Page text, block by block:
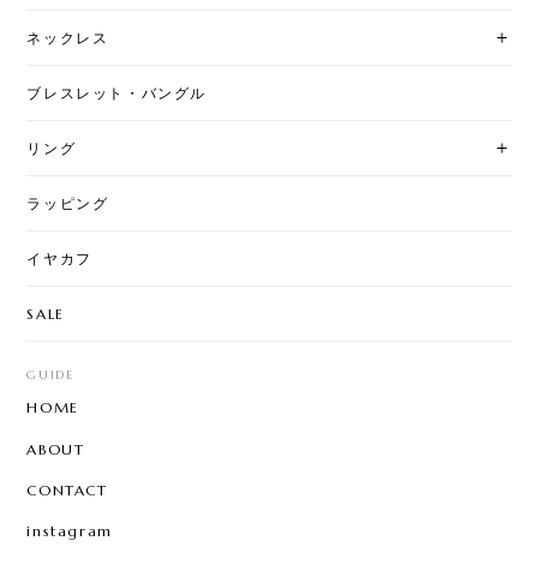
ネックレス
ブレスレット・バングル
リング
ラッピング
イヤカフ
SALE
GUIDE
HOME
ABOUT
CONTACT
instagram